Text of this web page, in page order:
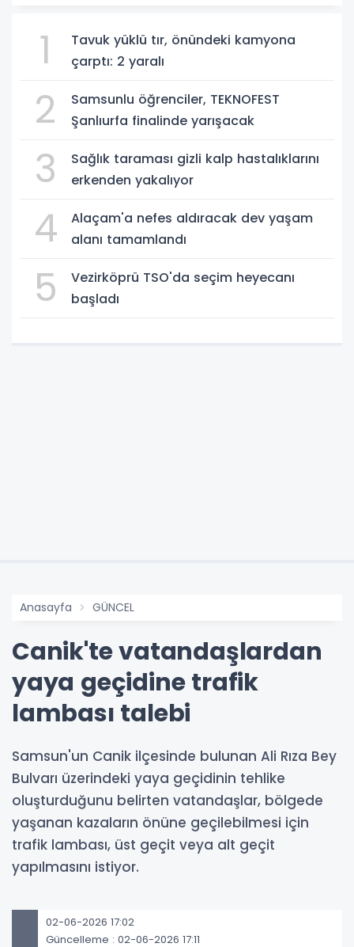
1
Tavuk yüklü tır, önündeki kamyona
çarptı: 2 yaralı
2
Samsunlu öğrenciler, TEKNOFEST
Şanlıurfa finalinde yarışacak
3
Sağlık taraması gizli kalp hastalıklarını
erkenden yakalıyor
4
Alaçam'a nefes aldıracak dev yaşam
alanı tamamlandı
5
Vezirköprü TSO'da seçim heyecanı
başladı
Anasayfa GÜNCEL
Canik'te vatandaşlardan
yaya geçidine trafik
lambası talebi
Samsun'un Canik ilçesinde bulunan Ali Rıza Bey
Bulvarı üzerindeki yaya geçidinin tehlike
oluşturduğunu belirten vatandaşlar, bölgede
yaşanan kazaların önüne geçilebilmesi için
trafik lambası, üst geçit veya alt geçit
yapılmasını istiyor.
02-06-2026 17:02
Güncelleme : 02-06-2026 17:11